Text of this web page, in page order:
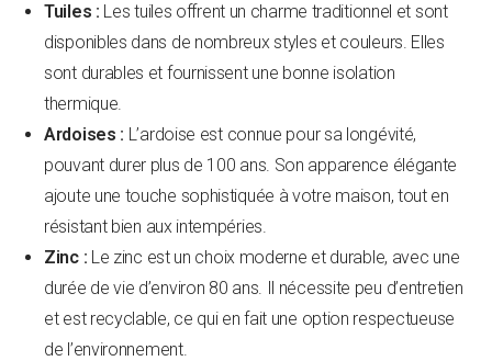
Tuiles : Les tuiles offrent un charme traditionnel et sont
disponibles dans de nombreux styles et couleurs. Elles
sont durables et fournissent une bonne isolation
thermique.
Ardoises : L’ardoise est connue pour sa longévité,
pouvant durer plus de 100 ans. Son apparence élégante
ajoute une touche sophistiquée à votre maison, tout en
résistant bien aux intempéries.
Zinc : Le zinc est un choix moderne et durable, avec une
durée de vie d’environ 80 ans. Il nécessite peu d’entretien
et est recyclable, ce qui en fait une option respectueuse
de l’environnement.